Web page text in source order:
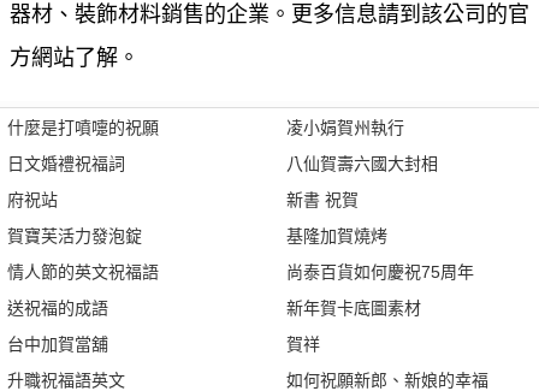
器材、裝飾材料銷售的企業。更多信息請到該公司的官
方網站了解。
什麼是打噴嚏的祝願
日文婚禮祝福詞
府祝站
賀寶芙活力發泡錠
情人節的英文祝福語
送祝福的成語
台中加賀當舖
升職祝福語英文
凌小娟賀州執行
八仙賀壽六國大封相
新書 祝賀
基隆加賀燒烤
尚泰百貨如何慶祝75周年
新年賀卡底圖素材
賀祥
如何祝願新郎、新娘的幸福